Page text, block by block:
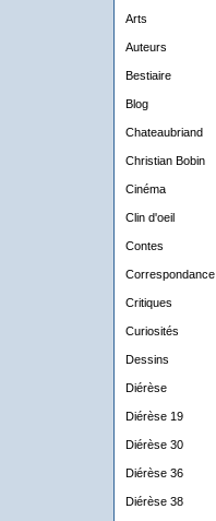
Arts
Auteurs
Bestiaire
Blog
Chateaubriand
Christian Bobin
Cinéma
Clin d'oeil
Contes
Correspondance
Critiques
Curiosités
Dessins
Diérèse
Diérèse 19
Diérèse 30
Diérèse 36
Diérèse 38